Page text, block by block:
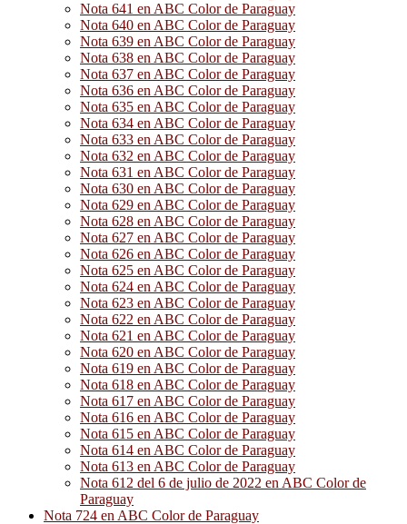
Nota 641 en ABC Color de Paraguay
Nota 640 en ABC Color de Paraguay
Nota 639 en ABC Color de Paraguay
Nota 638 en ABC Color de Paraguay
Nota 637 en ABC Color de Paraguay
Nota 636 en ABC Color de Paraguay
Nota 635 en ABC Color de Paraguay
Nota 634 en ABC Color de Paraguay
Nota 633 en ABC Color de Paraguay
Nota 632 en ABC Color de Paraguay
Nota 631 en ABC Color de Paraguay
Nota 630 en ABC Color de Paraguay
Nota 629 en ABC Color de Paraguay
Nota 628 en ABC Color de Paraguay
Nota 627 en ABC Color de Paraguay
Nota 626 en ABC Color de Paraguay
Nota 625 en ABC Color de Paraguay
Nota 624 en ABC Color de Paraguay
Nota 623 en ABC Color de Paraguay
Nota 622 en ABC Color de Paraguay
Nota 621 en ABC Color de Paraguay
Nota 620 en ABC Color de Paraguay
Nota 619 en ABC Color de Paraguay
Nota 618 en ABC Color de Paraguay
Nota 617 en ABC Color de Paraguay
Nota 616 en ABC Color de Paraguay
Nota 615 en ABC Color de Paraguay
Nota 614 en ABC Color de Paraguay
Nota 613 en ABC Color de Paraguay
Nota 612 del 6 de julio de 2022 en ABC Color de
Paraguay
Nota 724 en ABC Color de Paraguay